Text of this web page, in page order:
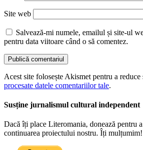
Site web
Salvează-mi numele, emailul și site-ul
pentru data viitoare când o să comentez.
Acest site folosește Akismet pentru a reduce
procesate datele comentariilor tale.
Susține jurnalismul cultural independent
Dacă îți place Literomania, donează pentru
continuarea proiectului nostru. Îți mulțumim!